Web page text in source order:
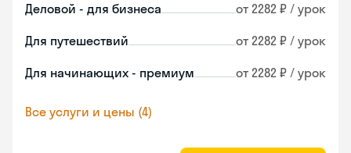
Деловой - для бизнеса от 2282 ₽ / урок
Для путешествий от 2282 ₽ / урок
Для начинающих - премиум от 2282 ₽ / урок
Все услуги и цены (4)